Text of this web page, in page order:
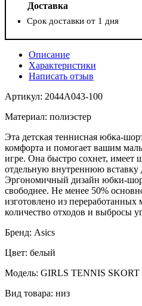
Доставка
Срок доставки от 1 дня
Описание
Характеристики
Написать отзыв
Артикул: 2044A043-100
Материал: полиэстер
Эта детская теннисная юбка-
комфорта и помогает вашим
игре. Она быстро сохнет, имеет
отдельную внутреннюю вставку
Эргономичный дизайн юбки-
свободнее. Не менее 50%
изготовлено из переработанных
количество отходов и выбросы
Бренд: Asics
Цвет: белый
Модель: GIRLS TENNIS SKORT
Вид товара: низ